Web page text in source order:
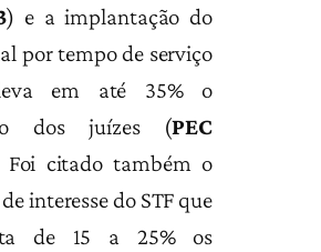
) e a implantação do
por tempo de serviço
em até 35% o
dos juízes (PEC
Foi citado também o
interesse do STF que
de 15 a 25% os